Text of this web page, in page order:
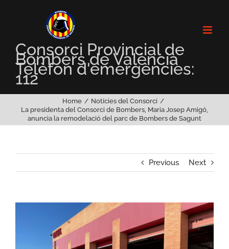
Consorci Provincial de
Bombers de València
Telèfon d'emergències:
112
Home
Notícies del Consorci
La presidenta del Consorci de Bombers, Maria Josep Amigó,
anuncia la remodelació del parc de Bombers de Sagunt
Previous Next